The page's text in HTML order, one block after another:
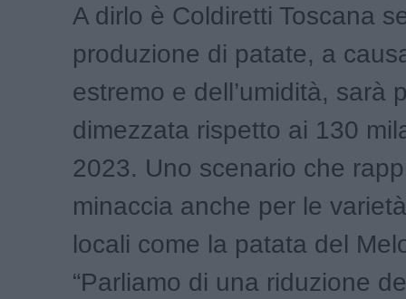
A dirlo è Coldiretti Toscana
produzione di patate, a
estremo e dell’umidità, sarà
dimezzata rispetto ai 130
2023. Uno scenario che
minaccia anche per le
locali come la patata del
“Parliamo di una riduzione